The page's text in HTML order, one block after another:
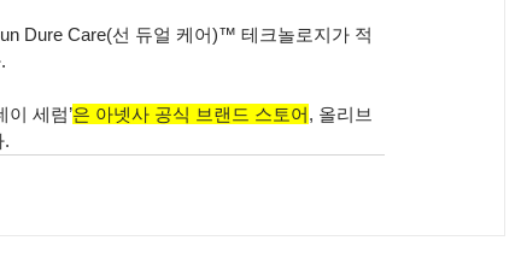
Dure Care(선 듀얼 케어)™ 테크놀로지가 적
이 세럼’은 아넷사 공식 브랜드 스토어, 올리브
.